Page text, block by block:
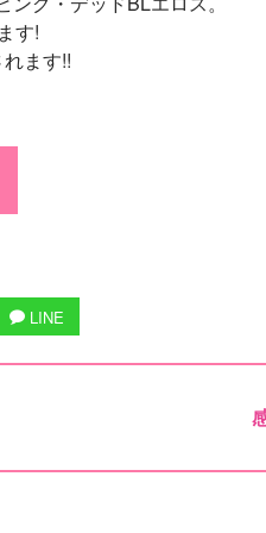
す!
ます!!
LINE